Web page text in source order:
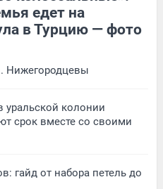
едет на
в Турцию — фото
Нижегородцевы
колонии
срок вместе со своими
гайд от набора петель до